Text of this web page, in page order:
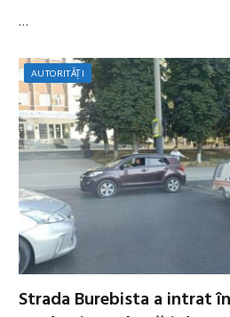
…
AUTORITĂȚI
Strada Burebista a intrat